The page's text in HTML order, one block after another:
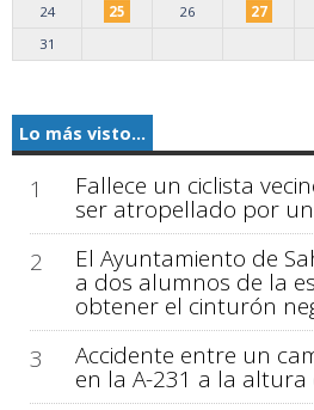
24
25 26 27
31
Lo más visto...
1 Fallece un ciclista
ser atropellado por
2
El Ayuntamiento de
a dos alumnos de la
obtener el cinturón
3
Accidente entre un
en la A-231 a la altura